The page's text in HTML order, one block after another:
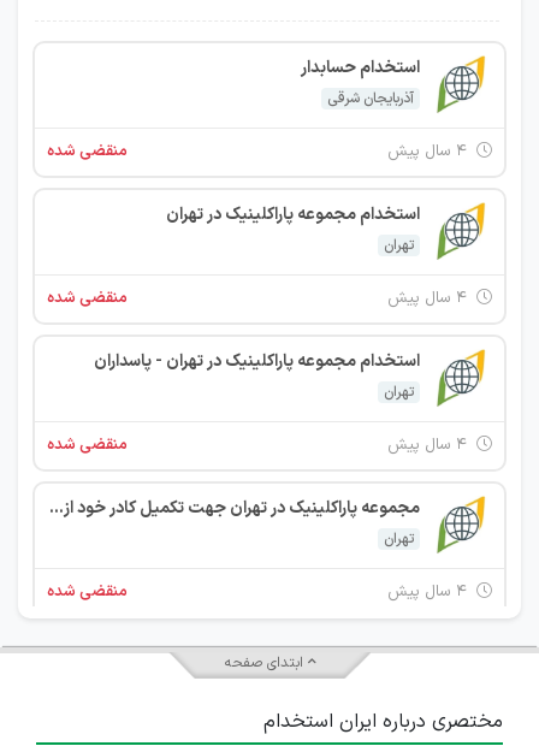
استخدام حسابدار
آذربایجان شرقی
منقضی شده
استخدام مجموعه پاراکلینیک در تهران
تهران
منقضی شده
استخدام مجموعه پاراکلینیک در تهران - پاسداران
تهران
منقضی شده
مجموعه پاراکلینیک در تهران جهت تکمیل کادر خود از افراد واجد شرایط زیر دعوت به همکاری می نماید:
تهران
منقضی شده
استخدام آشپز و خدماتی در یک شرکت معتبر بازرگانی در تهران
۴ سال پیش منقضی شده
ابتدای صفحه
مختصری درباره ایران استخدام